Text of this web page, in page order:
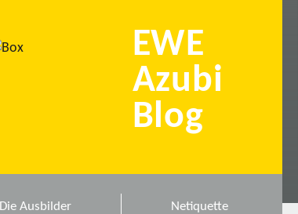
EWE
Azubi
Blog
Die Ausbilder Netiquette